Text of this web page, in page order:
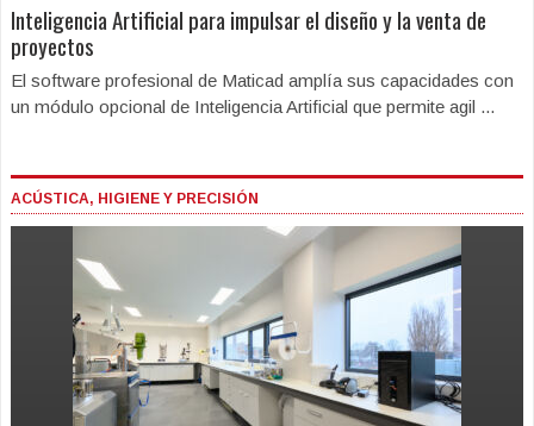
Inteligencia Artificial para impulsar el diseño y la venta de
proyectos
El software profesional de Maticad amplía sus capacidades con
un módulo opcional de Inteligencia Artificial que permite agil ...
ACÚSTICA, HIGIENE Y PRECISIÓN